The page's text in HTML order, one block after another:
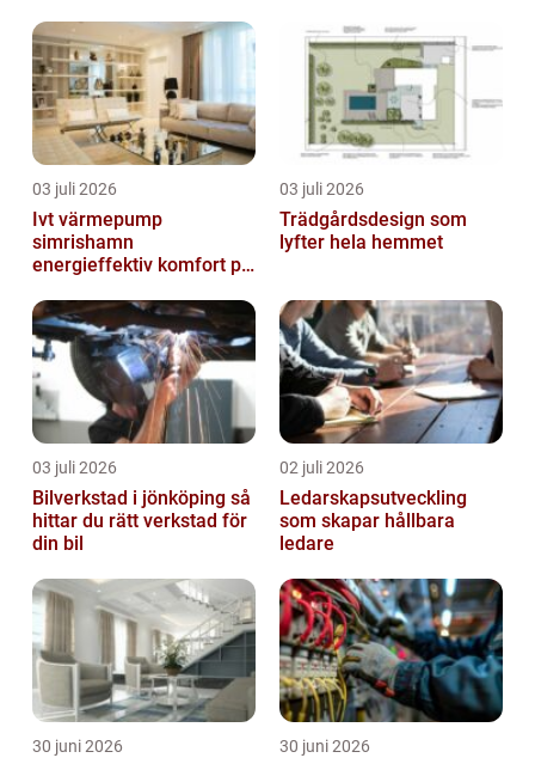
03 juli 2026
Ivt värmepump
simrishamn
energieffektiv komfort på
03 juli 2026
Trädgårdsdesign som
lyfter hela hemmet
03 juli 2026
Bilverkstad i jönköping så
hittar du rätt verkstad för
din bil
02 juli 2026
Ledarskapsutveckling
som skapar hållbara
ledare
30 juni 2026 30 juni 2026